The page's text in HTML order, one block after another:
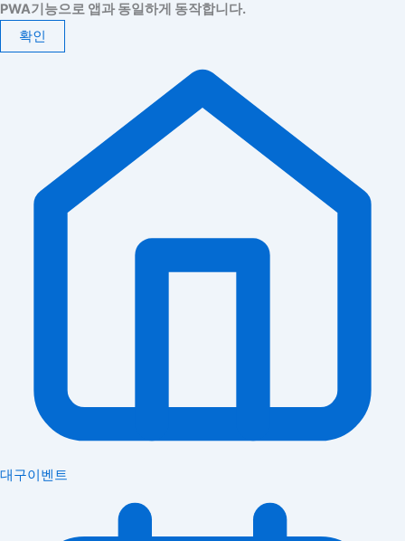
PWA기능으로 앱과 동일하게 동작합니다.
확인
대구이벤트